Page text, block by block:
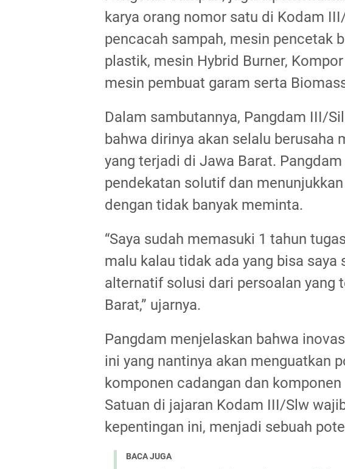
karya orang nomor satu di Kodam
pencacah sampah, mesin pencetak
plastik, mesin Hybrid Burner,
mesin pembuat garam serta
Dalam sambutannya, Pangdam III/
bahwa dirinya akan selalu berusaha
yang terjadi di Jawa Barat.
pendekatan solutif dan
dengan tidak banyak meminta.
“Saya sudah memasuki 1 tahun
malu kalau tidak ada yang bisa saya
alternatif solusi dari persoalan yang
Barat,” ujarnya.
Pangdam menjelaskan bahwa
ini yang nantinya akan menguatkan
komponen cadangan dan
Satuan di jajaran Kodam III/Slw
kepentingan ini, menjadi sebuah
BACA JUGA